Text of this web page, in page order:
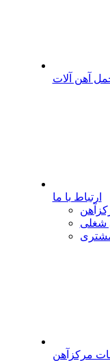
آهن آلات
ارتباط با ما
شغلی
مرکزآهن